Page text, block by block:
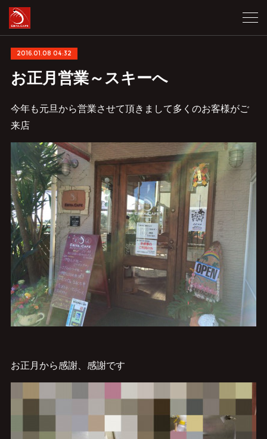
2016.01.08 04:32
お正月営業～スキーへ
今年も元旦から営業させて頂きまして多くのお客様がご
来店
お正月から感謝、感謝です